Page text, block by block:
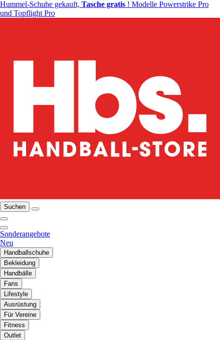
Hummel-Schuhe gekauft, Tasche gratis ! Modelle Powerstrike Pro
und Topflight Pro
Suchen
Sonderangebote
Neu
Handballschuhe
Bekleidung
Handbälle
Fans
Lifestyle
Ausrüstung
Für Vereine
Fitness
Outlet